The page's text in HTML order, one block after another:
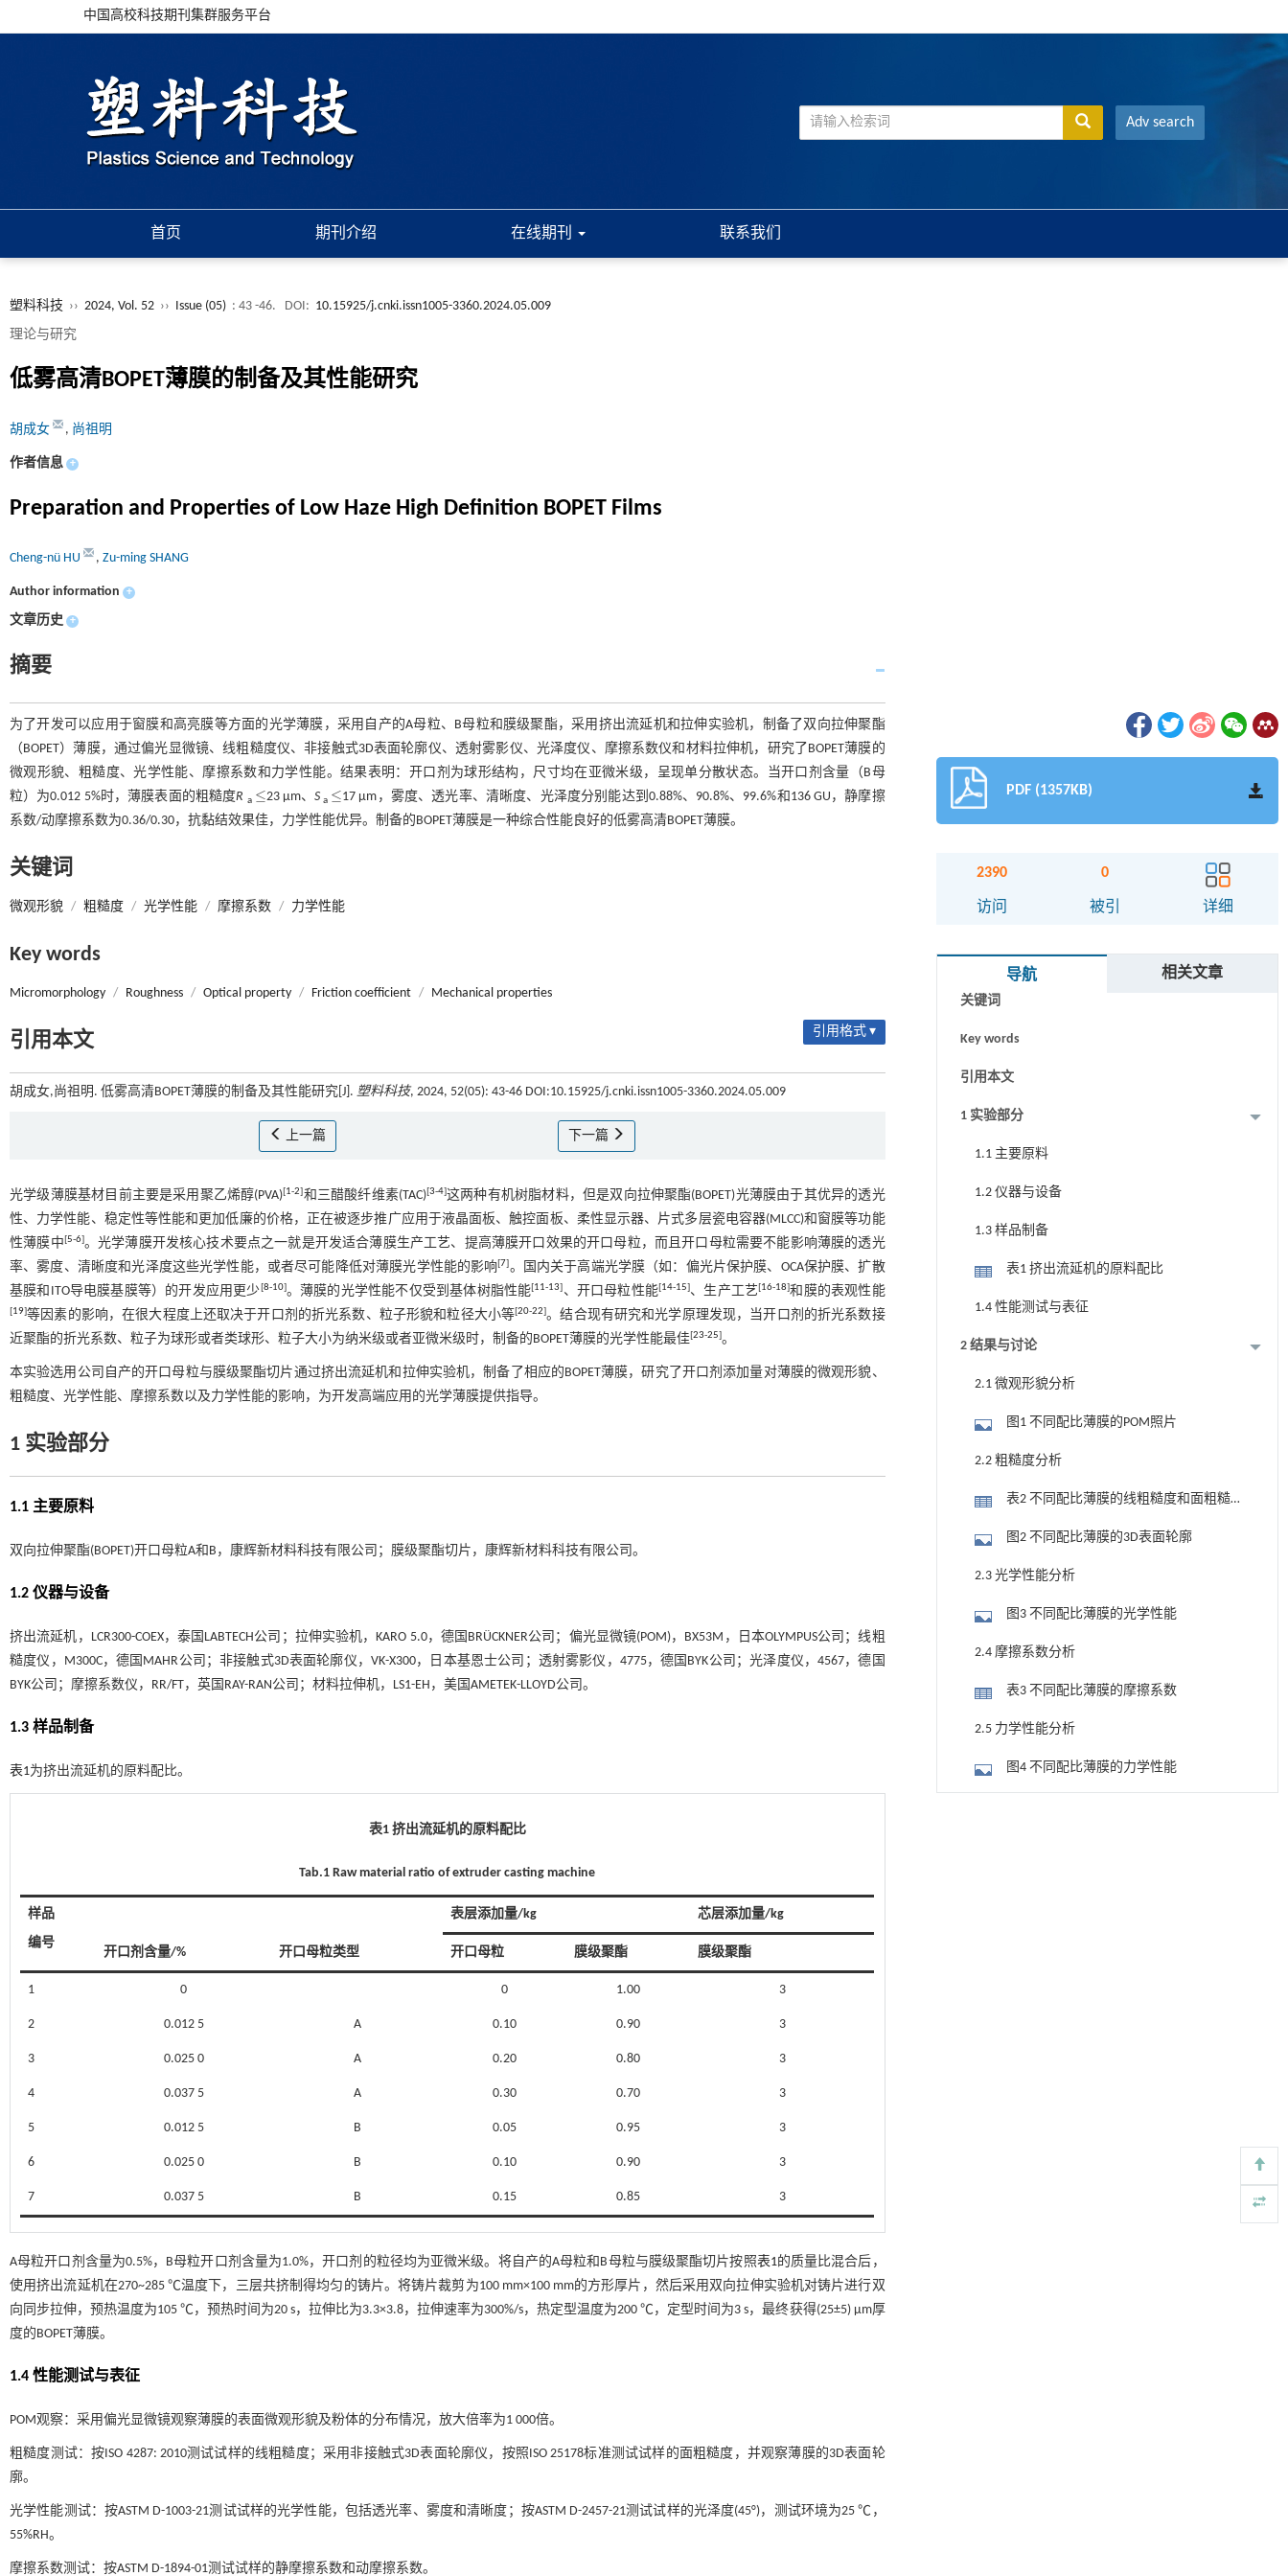
中国高校科技期刊集群服务平台
Adv search
首页 期刊介绍 在线期刊 联系我们
塑料科技 ›› 2024, Vol. 52 ›› Issue (05) : 43 -46. DOI: 10.15925/j.cnki.issn1005-3360.2024.05.009
理论与研究
低雾高清BOPET薄膜的制备及其性能研究
胡成女 , 尚祖明
作者信息 +
Preparation and Properties of Low Haze High Definition BOPET Films
Cheng-nü HU , Zu-ming SHANG
Author information +
文章历史 +
摘要
为了开发可以应用于窗膜和高亮膜等方面的光学薄膜，采用自产的A母粒、B母粒和膜级聚酯，采用挤出流延机和拉伸实验机，制备了双向拉伸聚酯
（BOPET）薄膜，通过偏光显微镜、线粗糙度仪、非接触式3D表面轮廓仪、透射雾影仪、光泽度仪、摩擦系数仪和材料拉伸机，研究了BOPET薄膜的
微观形貌、粗糙度、光学性能、摩擦系数和力学性能。结果表明：开口剂为球形结构，尺寸均在亚微米级，呈现单分散状态。当开口剂含量（B母
粒）为0.012 5%时，薄膜表面的粗糙度R a ≤
≤ 23 μm、S a ≤
≤ 17 μm，雾度、透光率、清晰度、光泽度分别能达到0.88%、90.8%、99.6%和136 GU，静摩擦
系数/动摩擦系数为0.36/0.30，抗黏结效果佳，力学性能优异。制备的BOPET薄膜是一种综合性能良好的低雾高清BOPET薄膜。
关键词
微观形貌 / 粗糙度 / 光学性能 / 摩擦系数 / 力学性能
Key words
Micromorphology / Roughness / Optical property / Friction coefficient / Mechanical properties
引用本文 引用格式 ▾
胡成女,尚祖明. 低雾高清BOPET薄膜的制备及其性能研究[J]. 塑料科技, 2024, 52(05): 43-46 DOI:10.15925/j.cnki.issn1005-3360.2024.05.009
上一篇 下一篇
光学级薄膜基材目前主要是采用聚乙烯醇(PVA)[1-2]和三醋酸纤维素(TAC)[3-4]这两种有机树脂材料，但是双向拉伸聚酯(BOPET)光薄膜由于其优异的透光
性、力学性能、稳定性等性能和更加低廉的价格，正在被逐步推广应用于液晶面板、触控面板、柔性显示器、片式多层瓷电容器(MLCC)和窗膜等功能
性薄膜中[5-6]。光学薄膜开发核心技术要点之一就是开发适合薄膜生产工艺、提高薄膜开口效果的开口母粒，而且开口母粒需要不能影响薄膜的透光
率、雾度、清晰度和光泽度这些光学性能，或者尽可能降低对薄膜光学性能的影响[7]。国内关于高端光学膜（如：偏光片保护膜、OCA保护膜、扩散
基膜和ITO导电膜基膜等）的开发应用更少[8-10]。薄膜的光学性能不仅受到基体树脂性能[11-13] 、开口母粒性能[14-15]、生产工艺[16-18]和膜的表观性能
[19]等因素的影响，在很大程度上还取决于开口剂的折光系数、粒子形貌和粒径大小等[20-22]。结合现有研究和光学原理发现，当开口剂的折光系数接
近聚酯的折光系数、粒子为球形或者类球形、粒子大小为纳米级或者亚微米级时，制备的BOPET薄膜的光学性能最佳[23-25]。
本实验选用公司自产的开口母粒与膜级聚酯切片通过挤出流延机和拉伸实验机，制备了相应的BOPET薄膜，研究了开口剂添加量对薄膜的微观形貌、
粗糙度、光学性能、摩擦系数以及力学性能的影响，为开发高端应用的光学薄膜提供指导。
1 实验部分
1.1 主要原料
双向拉伸聚酯(BOPET)开口母粒A和B，康辉新材料科技有限公司；膜级聚酯切片，康辉新材料科技有限公司。
1.2 仪器与设备
挤出流延机，LCR300-COEX，泰国LABTECH公司；拉伸实验机，KARO 5.0，德国BRÜCKNER公司；偏光显微镜(POM)，BX53M，日本OLYMPUS公司；线粗
糙度仪，M300C，德国MAHR公司；非接触式3D表面轮廓仪，VK-X300，日本基恩士公司；透射雾影仪，4775，德国BYK公司；光泽度仪，4567，德国
BYK公司；摩擦系数仪，RR/FT，英国RAY-RAN公司；材料拉伸机，LS1-EH，美国AMETEK-LLOYD公司。
1.3 样品制备
表1为挤出流延机的原料配比。
表1 挤出流延机的原料配比
Tab.1 Raw material ratio of extruder casting machine
样品
编号
开口剂含量/% 开口母粒类型
表层添加量/kg 芯层添加量/kg
开口母粒 膜级聚酯 膜级聚酯
1 0 0 1.00 3
2 0.012 5 A 0.10 0.90 3
3 0.025 0 A 0.20 0.80 3
4 0.037 5 A 0.30 0.70 3
5 0.012 5 B 0.05 0.95 3
6 0.025 0 B 0.10 0.90 3
7 0.037 5 B 0.15 0.85 3
A母粒开口剂含量为0.5%，B母粒开口剂含量为1.0%，开口剂的粒径均为亚微米级。将自产的A母粒和B母粒与膜级聚酯切片按照表1的质量比混合后，
使用挤出流延机在270~285 ℃温度下，三层共挤制得均匀的铸片。将铸片裁剪为100 mm×100 mm的方形厚片，然后采用双向拉伸实验机对铸片进行双
向同步拉伸，预热温度为105 ℃，预热时间为20 s，拉伸比为3.3×3.8，拉伸速率为300%/s，热定型温度为200 ℃，定型时间为3 s，最终获得(25±5) μm厚
度的BOPET薄膜。
1.4 性能测试与表征
POM观察：采用偏光显微镜观察薄膜的表面微观形貌及粉体的分布情况，放大倍率为1 000倍。
粗糙度测试：按ISO 4287: 2010测试试样的线粗糙度；采用非接触式3D表面轮廓仪，按照ISO 25178标准测试试样的面粗糙度，并观察薄膜的3D表面轮
廓。
光学性能测试：按ASTM D-1003-21测试试样的光学性能，包括透光率、雾度和清晰度；按ASTM D-2457-21测试试样的光泽度(45°)，测试环境为25 ℃，
55%RH。
摩擦系数测试：按ASTM D-1894-01测试试样的静摩擦系数和动摩擦系数。
PDF (1357KB)
2390
访问
0
被引 详细
导航 相关文章
关键词
Key words
引用本文
1 实验部分
1.1 主要原料
1.2 仪器与设备
1.3 样品制备
表1 挤出流延机的原料配比
1.4 性能测试与表征
2 结果与讨论
2.1 微观形貌分析
图1 不同配比薄膜的POM照片
2.2 粗糙度分析
表2 不同配比薄膜的线粗糙度和面粗糙
图2 不同配比薄膜的3D表面轮廓
2.3 光学性能分析
图3 不同配比薄膜的光学性能
2.4 摩擦系数分析
表3 不同配比薄膜的摩擦系数
2.5 力学性能分析
图4 不同配比薄膜的力学性能
基于检流计的无对准误差全原位成像与激光加